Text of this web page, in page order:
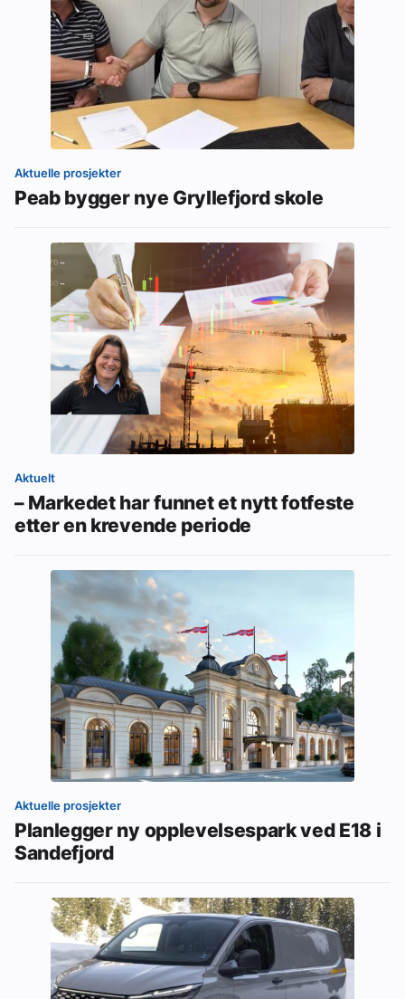
Aktuelle prosjekter
Peab bygger nye Gryllefjord skole
Aktuelt
– Markedet har funnet et nytt fotfeste
etter en krevende periode
Aktuelle prosjekter
Planlegger ny opplevelsespark ved E18 i
Sandefjord